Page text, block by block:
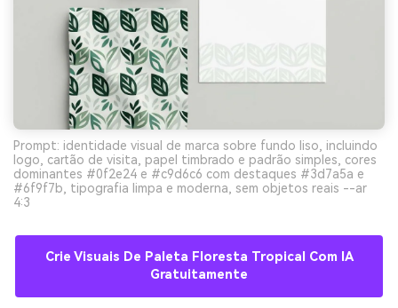
Prompt: identidade visual de marca sobre fundo liso, incluindo
logo, cartão de visita, papel timbrado e padrão simples, cores
dominantes #0f2e24 e #c9d6c6 com destaques #3d7a5a e
#6f9f7b, tipografia limpa e moderna, sem objetos reais --ar
4:3
Crie Visuais De Paleta Floresta Tropical Com IA
Gratuitamente